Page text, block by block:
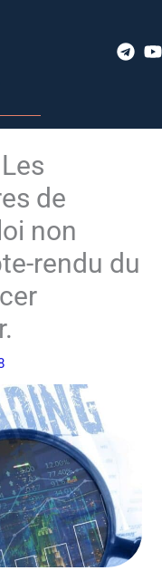
de
non
rendu du